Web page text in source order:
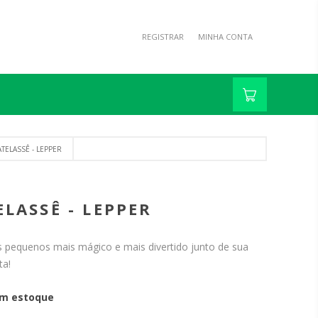
REGISTRAR MINHA CONTA
- LEPPER
- LEPPER
mais mágico e mais divertido junto de sua
estoque